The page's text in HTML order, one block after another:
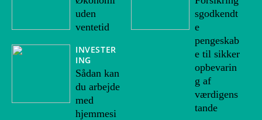
uden
ventetid
INVESTER
ING
Sådan kan
du arbejde
med
hjemmesi
sgodkendt
e
pengeskab
e til sikker
opbevarin
g af
værdigens
tande